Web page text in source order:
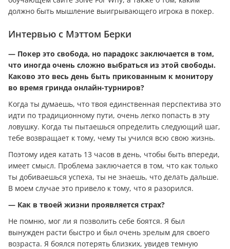
должно быть мышление выигрывающего игрока в покер.
Интервью с Мэттом Берки
— Покер это свобода, но парадокс заключается в том,
что иногда очень сложно выбраться из этой свободы.
Каково это весь день быть прикованным к монитору
во время гринда онлайн-турниров?
Когда ты думаешь, что твоя единственная перспектива это
идти по традиционному пути, очень легко попасть в эту
ловушку. Когда ты пытаешься определить следующий шаг,
тебе возвращает к тому, чему ты учился всю свою жизнь.
Поэтому идея катать 13 часов в день, чтобы быть впереди,
имеет смысл. Проблема заключается в том, что как только
ты добиваешься успеха, ты не знаешь, что делать дальше.
В моем случае это привело к тому, что я разорился.
— Как в твоей жизни проявляется страх?
Не помню, мог ли я позволить себе боятся. Я был
вынужден расти быстро и был очень зрелым для своего
возраста. Я боялся потерять близких, увидев темную